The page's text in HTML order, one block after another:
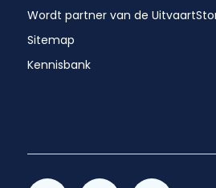
Wordt partner van de
Sitemap
Kennisbank